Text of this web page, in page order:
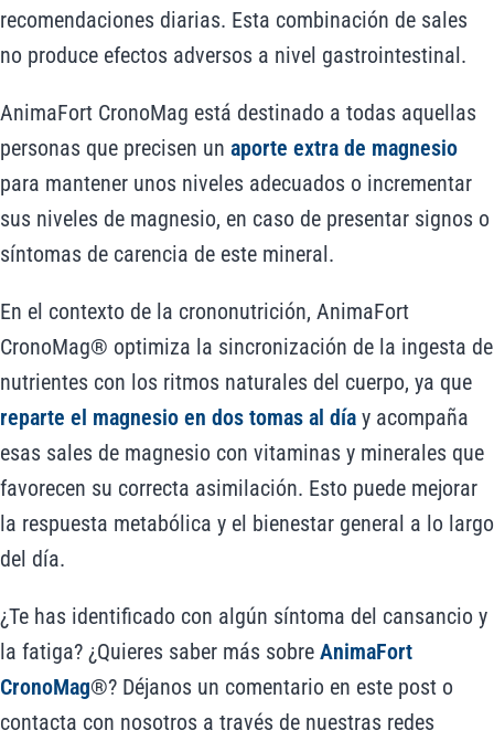
recomendaciones diarias. Esta combinación de sales
no produce efectos adversos a nivel gastrointestinal.
AnimaFort CronoMag está destinado a todas aquellas
personas que precisen un aporte extra de magnesio
para mantener unos niveles adecuados o incrementar
sus niveles de magnesio, en caso de presentar signos o
síntomas de carencia de este mineral.
En el contexto de la crononutrición, AnimaFort
CronoMag® optimiza la sincronización de la ingesta de
nutrientes con los ritmos naturales del cuerpo, ya que
reparte el magnesio en dos tomas al día y acompaña
esas sales de magnesio con vitaminas y minerales que
favorecen su correcta asimilación. Esto puede mejorar
la respuesta metabólica y el bienestar general a lo largo
del día.
¿Te has identificado con algún síntoma del cansancio y
la fatiga? ¿Quieres saber más sobre AnimaFort
CronoMag®? Déjanos un comentario en este post o
contacta con nosotros a través de nuestras redes